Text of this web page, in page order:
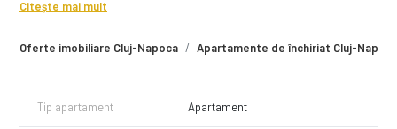
Oferte imobiliare Cluj-Napoca Apartamente de închiriat Cluj-Napoca
Este situat la etajul 5, are suprafata utila de 54 mp + 7.59 mp terasa si
-camera impreuna cu bucataria;
-hol;
Citește mai mult
Tip apartament Apartament